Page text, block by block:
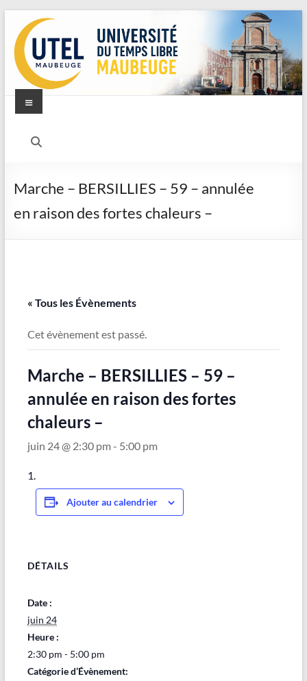
contenu
UTEL
Université
du
Maubeuge
Menu
Marche – BERSILLIES – 59 – annulée
en raison des fortes chaleurs –
« Tous les Évènements
Cet évènement est passé.
Marche – BERSILLIES – 59 –
annulée en raison des fortes
chaleurs –
juin 24 @ 2:30 pm- 5:00 pm
Ajouter au calendrier
DÉTAILS
Date :
juin 24
Heure :
2:30 pm - 5:00 pm
Catégorie d’Évènement: